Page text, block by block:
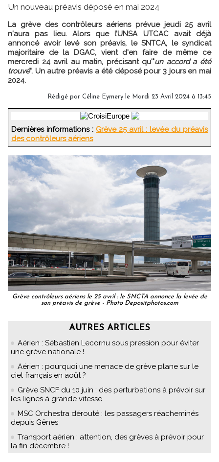
Un nouveau préavis déposé en mai 2024
La grève des contrôleurs aériens prévue jeudi 25 avril
n'aura pas lieu. Alors que l’UNSA UTCAC avait déjà
annoncé avoir levé son préavis, le SNTCA, le syndicat
majoritaire de la DGAC, vient d'en faire de même ce
mercredi 24 avril au matin, précisant qu'"un accord a été
trouvé". Un autre préavis a été déposé pour 3 jours en mai
2024.
Rédigé par Céline Eymery le Mardi 23 Avril 2024 à 13:45
Dernières informations : Grève 25 avril : levée du préavis
des contrôleurs aériens
Grève contrôleurs aériens le 25 avril : le SNCTA annonce la levée de
son préavis de grève - Photo Depositphotos.com
AUTRES ARTICLES
Aérien : Sébastien Lecornu sous pression pour éviter
une grève nationale !
Aérien : pourquoi une menace de grève plane sur le
ciel français en août ?
Grève SNCF du 10 juin : des perturbations à prévoir sur
les lignes à grande vitesse
MSC Orchestra dérouté : les passagers réacheminés
depuis Gênes
Transport aérien : attention, des grèves à prévoir pour
la fin décembre !